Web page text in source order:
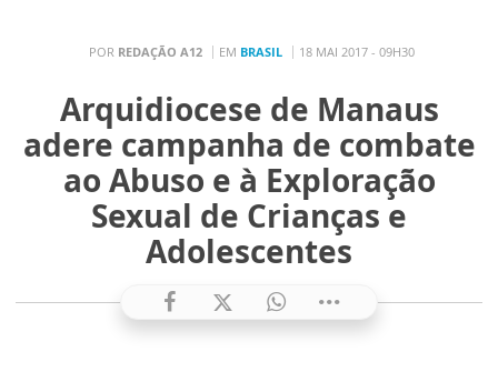
POR REDAÇÃO A12 EM BRASIL 18 MAI 2017 - 09H30
Arquidiocese de Manaus
adere campanha de combate
ao Abuso e à Exploração
Sexual de Crianças e
Adolescentes